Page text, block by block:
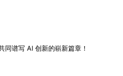
谱写 AI 创新的崭新篇章！